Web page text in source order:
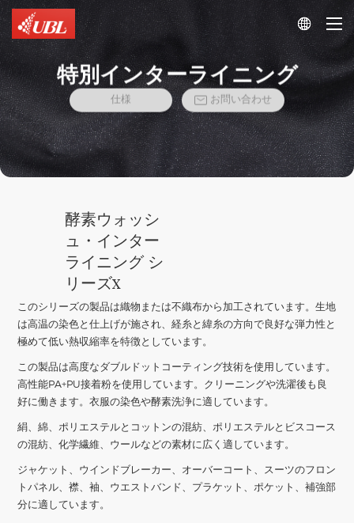

特別インターライニング
仕様  お問い合わせ
酵素ウォッシ
ュ・インター
ライニング シ
リーズX
このシリーズの製品は織物または不織布から加工されています。生地
は高温の染色と仕上げが施され、経糸と緯糸の方向で良好な弾力性と
極めて低い熱収縮率を特徴としています。
この製品は高度なダブルドットコーティング技術を使用しています。
高性能PA+PU接着粉を使用しています。クリーニングや洗濯後も良
好に働きます。衣服の染色や酵素洗浄に適しています。
絹、綿、ポリエステルとコットンの混紡、ポリエステルとビスコース
の混紡、化学繊維、ウールなどの素材に広く適しています。
ジャケット、ウインドブレーカー、オーバーコート、スーツのフロン
トパネル、襟、袖、ウエストバンド、プラケット、ポケット、補強部
分に適しています。